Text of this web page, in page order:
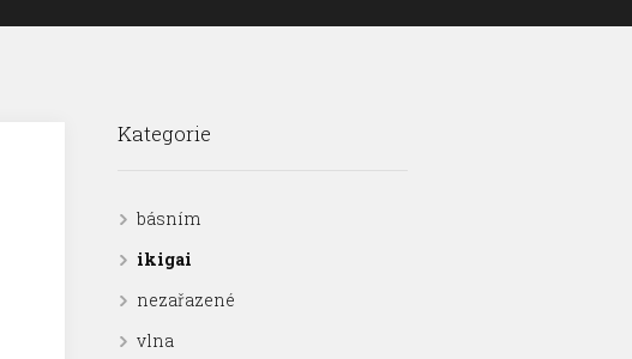
Kategorie
básním
ikigai
nezařazené
vlna